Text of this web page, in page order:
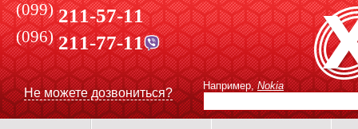
(099) 211-57-11
(096)211-77-11
Не можете дозвониться?
Например, Nokia